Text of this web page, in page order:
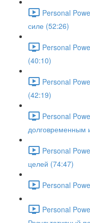
Personal
силе (52:26)
Personal
(40:10)
Personal
(42:19)
Personal
долговременным
Personal
целей (74:47)
Personal
Personal